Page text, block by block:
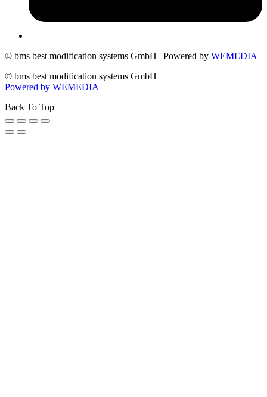
© bms best modification systems GmbH | Powered by WEMEDIA
© bms best modification systems GmbH
Powered by WEMEDIA
Back To Top